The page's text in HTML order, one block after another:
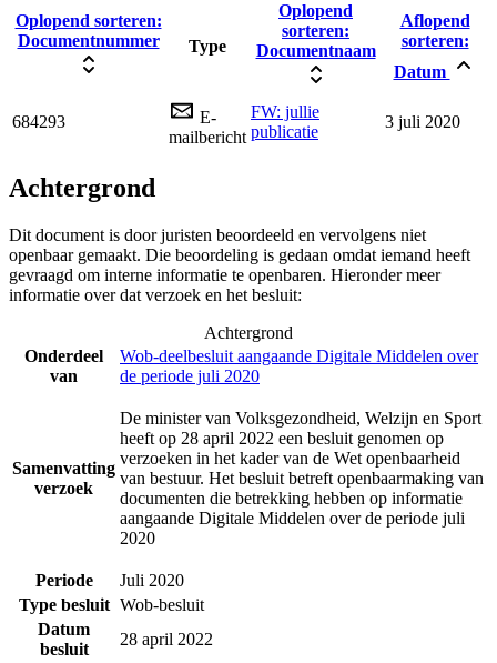
Oplopend sorteren:
Documentnummer
Type
Oplopend
sorteren:
Documentnaam
Aflopend
sorteren:
Datum
684293
E-
mailbericht
FW: jullie
publicatie
3 juli 2020
Achtergrond
Dit document is door juristen beoordeeld en vervolgens niet
openbaar gemaakt. Die beoordeling is gedaan omdat iemand heeft
gevraagd om interne informatie te openbaren. Hieronder meer
informatie over dat verzoek en het besluit:
Achtergrond
Onderdeel
van
Wob-deelbesluit aangaande Digitale Middelen over
de periode juli 2020
Samenvatting
verzoek
De minister van Volksgezondheid, Welzijn en Sport
heeft op 28 april 2022 een besluit genomen op
verzoeken in het kader van de Wet openbaarheid
van bestuur. Het besluit betreft openbaarmaking van
documenten die betrekking hebben op informatie
aangaande Digitale Middelen over de periode juli
2020
Periode
Juli 2020
Type besluit Wob-besluit
Datum
besluit
28 april 2022